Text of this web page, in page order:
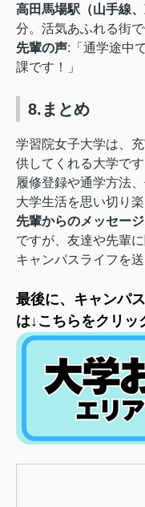
高田馬場駅（山手線
分。活気あふれる街で
先輩の声:「通学途中
課です！」
8.まとめ
学習院女子大学は、
供してくれる大学で
履修登録や通学方法
大学生活を思い切り
先輩からのメッセージ
ですが、友達や先輩
キャンパスライフを
最後に、キャンパ
は↓こちらをクリッ